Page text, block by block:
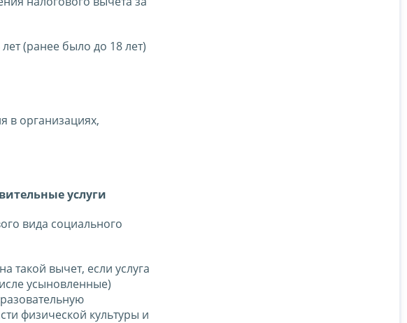
(ранее было до 18 лет)
организациях,
услуги
вида социального
такой вычет, если услуга
усыновленные)
физической культуры и